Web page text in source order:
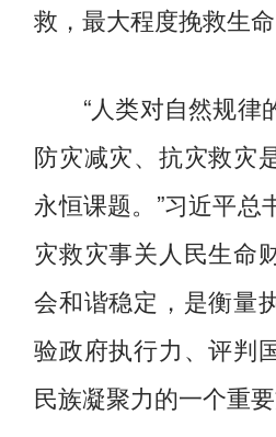
救，最大程度挽救生命
“人类对自然规律
防灾减灾、抗灾救灾
永恒课题。”习近平总
灾救灾事关人民生命
会和谐稳定，是衡量
验政府执行力、评判
民族凝聚力的一个重要